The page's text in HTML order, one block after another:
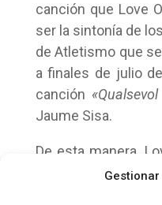
canción que Love
ser la sintonía de
de Atletismo que
a finales de julio
canción
Jaume Sisa.
De esta manera,
experiencia para